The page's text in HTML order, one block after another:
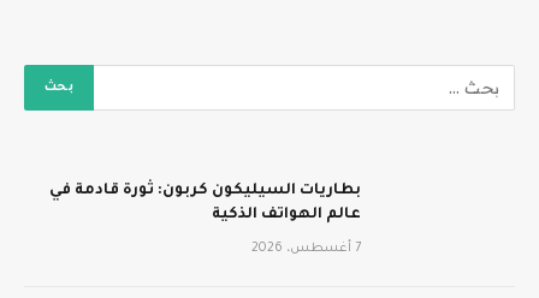
بطاريات السيليكون كربون: ثورة قادمة في
عالم الهواتف الذكية
7 أغسطس، 2026